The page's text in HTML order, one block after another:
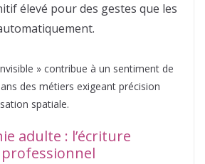
élevé pour des gestes que les
» contribue à un sentiment de
des métiers exigeant précision
spatiale.
adulte : l’écriture